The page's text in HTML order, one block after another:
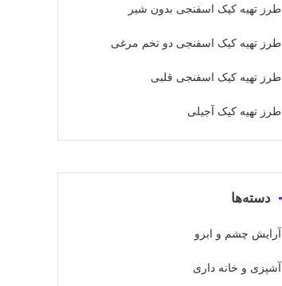
طرز تهیه کیک اسفنجی بدون شیر
طرز تهیه کیک اسفنجی دو تخم مرغی
طرز تهیه کیک اسفنجی قلبی
طرز تهیه کیک آجیلی
دسته‌ها
آرایش چشم و ابرو
آشپزی و خانه داری